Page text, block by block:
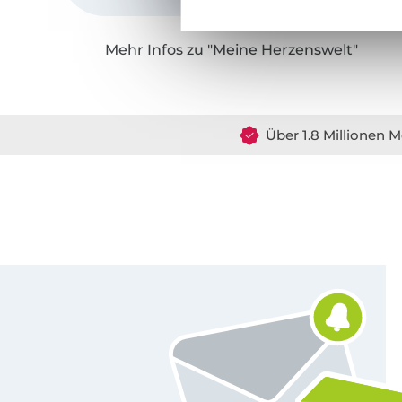
Mehr Infos zu "Meine Herzenswelt"
Über 1.8 Millionen